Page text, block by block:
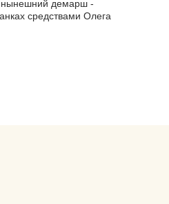
нынешний демарш -
средствами Олега